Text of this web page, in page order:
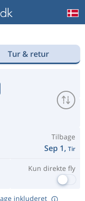
Tur & retur
Tilbage
Sep 1, Tir
Kun direkte fly
inkluderet